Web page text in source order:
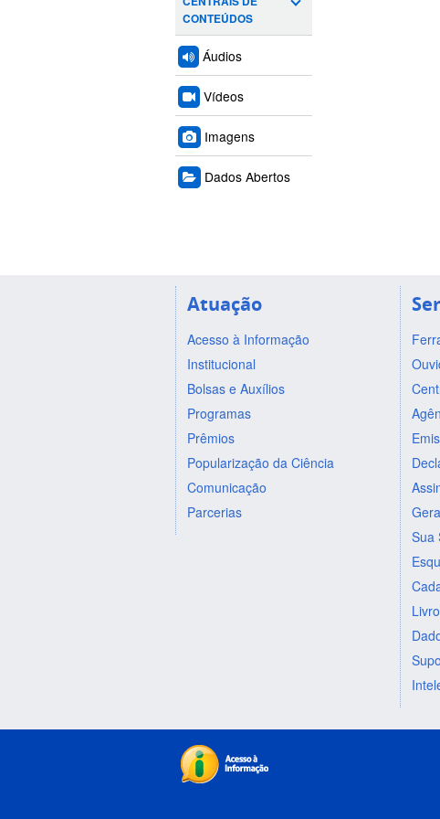
CONTEÚDOS
Áudios
Vídeos
Imagens
Dados Abertos
Atuação
Acesso à Informação
Institucional
Bolsas e Auxílios
Programas
Prêmios
Popularização da Ciência
Comunicação
Parcerias
Sua